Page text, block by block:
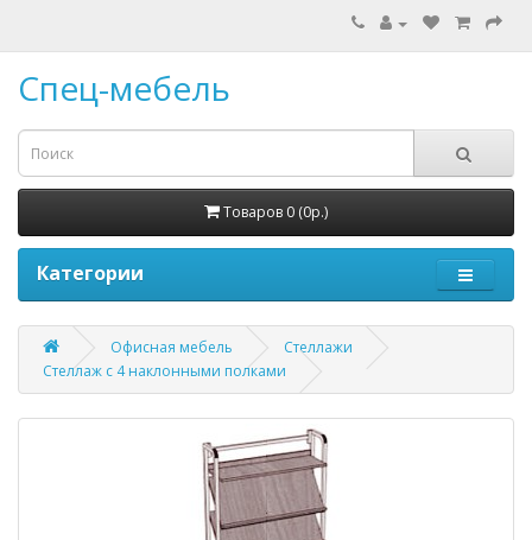
Спец-мебель
Товаров 0 (0р.)
Категории
Офисная мебель
Стеллажи
Стеллаж с 4 наклонными полками